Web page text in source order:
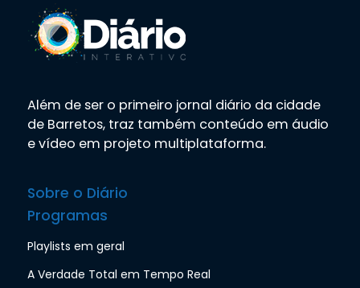
Além de ser o primeiro jornal diário da cidade
de Barretos, traz também conteúdo em áudio
e vídeo em projeto multiplataforma.
Sobre o Diário
Programas
Playlists em geral
A Verdade Total em Tempo Real